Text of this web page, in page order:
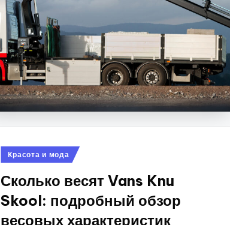
Опубликовано
Красота и мода
Сколько весят Vans Knu
Skool: подробный обзор
весовых характеристик